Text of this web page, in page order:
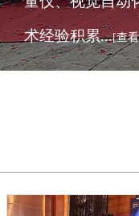
术经验积累...[查